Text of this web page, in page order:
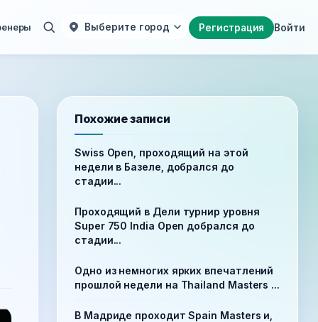
Регистрация Войти
Выберите город
Похожие записи
Swiss Open, проходящий на этой
недели в Базеле, добрался до
стадии...
Проходящий в Дели турнир уровня
Super 750 India Open добрался до
стадии...
Одно из немногих ярких впечатлений
прошлой недели на Thailand Masters ...
В Мадриде проходит Spain Masters и,